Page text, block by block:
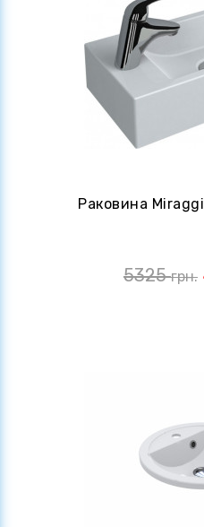
Раковина
5325грн.